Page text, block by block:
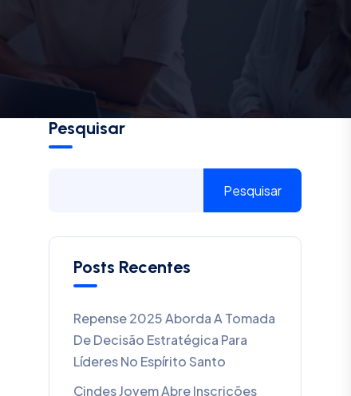
Pesquisar
Pesquisar
Posts Recentes
Repense 2025 Aborda A Tomada
De Decisão Estratégica Para
Líderes No Espírito Santo
Cindes Jovem Abre Inscrições